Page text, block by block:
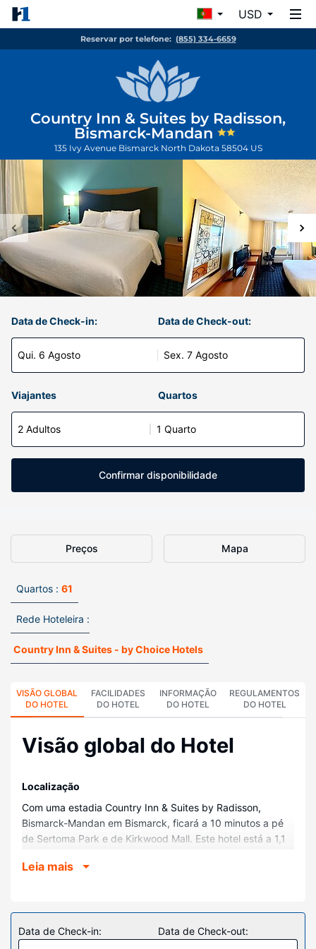
USD
Reservar por telefone: (855) 334-6659
Country Inn & Suites by Radisson,
Bismarck-Mandan
135 Ivy Avenue Bismarck North Dakota 58504 US
Data de Check-in:
Qui. 6 Agosto
Data de Check-out:
Sex. 7 Agosto
Viajantes Quartos
2 Adultos 1 Quarto
Confirmar disponibilidade
Preços Mapa
Quartos : 61
Rede Hoteleira :
Country Inn & Suites - by Choice Hotels
VISÃO GLOBAL
DO HOTEL
FACILIDADES
DO HOTEL
INFORMAÇÃO
DO HOTEL
REGULAMENTOS
DO HOTEL
Visão global do Hotel
Localização
Com uma estadia Country Inn & Suites by Radisson,
Bismarck-Mandan em Bismarck, ficará a 10 minutos a pé
de Sertoma Park e de Kirkwood Mall. Este hotel está a 1,1
Riverwood Golf Course.
Sinta-se em casa num dos 61 quartos com ar
condicionado, um micro-ondas e um televisor LCD. O
acesso à internet sem fios permite-lhe estar sempre
Leia mais
Data de Check-in: Data de Check-out: